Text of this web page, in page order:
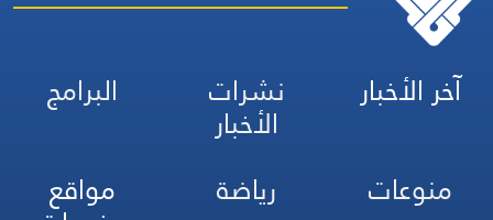
آخر الأخبار نشرات
الأخبار
البرامج
منوعات
رياضة مواقع